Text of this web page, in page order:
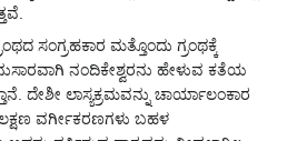
ಸಂಗ್ರಹಕಾರ ಮತ್ತೊಂದು ಗ್ರಂಥಕ್ಕೆ
ನಂದಿಕೇಶ್ವರನು ಹೇಳುವ ಕತೆಯ
ದೇಶೀ ಲಾಸ್ಯಕ್ರಮವನ್ನು ಚಾರ್ಯಾಲಂಕಾರ
ಲಕ್ಷಣ ವರ್ಗೀಕರಣಗಳು ಬಹಳ